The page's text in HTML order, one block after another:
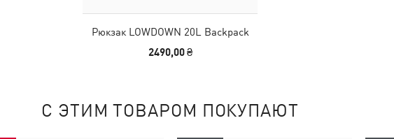
Рюкзак LOWDOWN 20L Backpack
2490,00 ₴
С ЭТИМ ТОВАРОМ ПОКУПАЮТ